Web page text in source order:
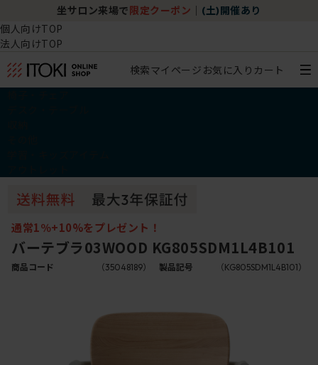
坐サロン来場で 限定クーポン (土)開催あり
個人向けTOP
法人向けTOP
検索マイページ お気に入り カート
通常1％+10%をプレゼント！
バーテブラ03WOOD KG805SDM1L4B101
商品コード （35048189） 製品記号 （KG805SDM1L4B101）